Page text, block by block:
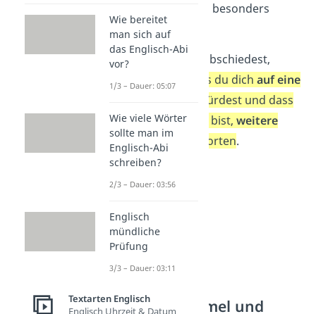
Dadurch wirkst du besonders
überzeugend
Bevor du dich verabschiedest,
merkst du an,
dass du dichauf eine
würdest und dass
du jederzeit bereit bist,weitere
Fragenzu beantworten.
Abschiedsformel und
Wie bereitet
man sich auf
das Englisch-Abi
vor?
1/3 – Dauer: 05:07
Wie viele Wörter
sollte man im
Englisch-Abi
schreiben?
2/3 – Dauer: 03:56
Englisch
mündliche
Prüfung
3/3 – Dauer: 03:11
Textarten Englisch
Englisch Uhrzeit & Datum